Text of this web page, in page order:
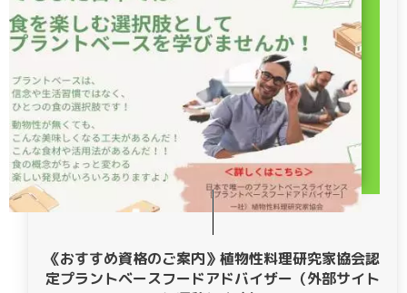
《おすすめ資格のご案内》植物性料理研究家協会認
定プラントベースフードアドバイザー（外部サイト